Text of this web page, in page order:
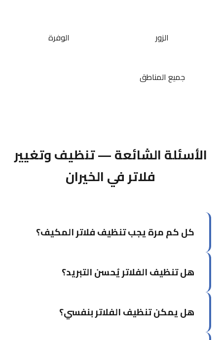
الزور الوفرة
جميع المناطق
الأسئلة الشائعة — تنظيف وتغيير
فلاتر في الخيران
كل كم مرة يجب تنظيف فلاتر المكيف؟
خلال موسم الصيف بسبب الأتربة والرمال، وكل ثلاثة
هل تنظيف الفلاتر يُحسن التبريد؟
الهواء وتُعيد كفاءة التبريد لمستواها الطبيعي.
هل يمكن تنظيف الفلاتر بنفسي؟